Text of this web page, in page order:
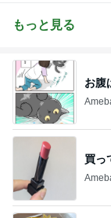
もっと見る
お腹
買っ